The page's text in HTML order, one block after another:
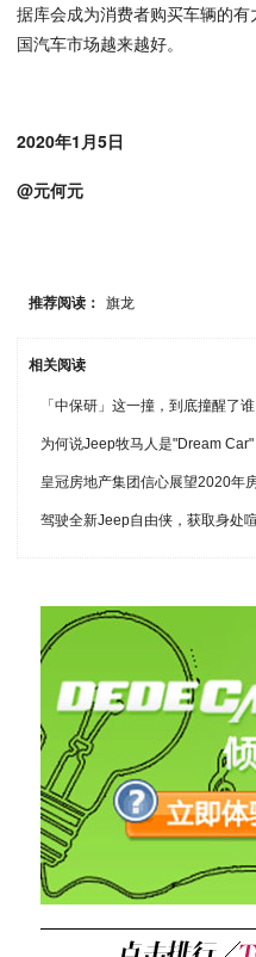
据库会成为消费者购买车辆的
国汽车市场越来越好。
2020年1月5日
@元何元
推荐阅读： 旗龙
相关阅读
「中保研」这一撞，到底撞醒了谁
为何说Jeep牧马人是"Dream Car"
皇冠房地产集团信心展望2020年
驾驶全新Jeep自由侠，获取身处